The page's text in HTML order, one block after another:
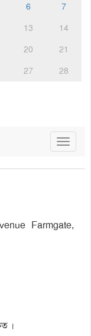
6
7
13
14
20
21
27
28
Toggle
Farmgate,
।